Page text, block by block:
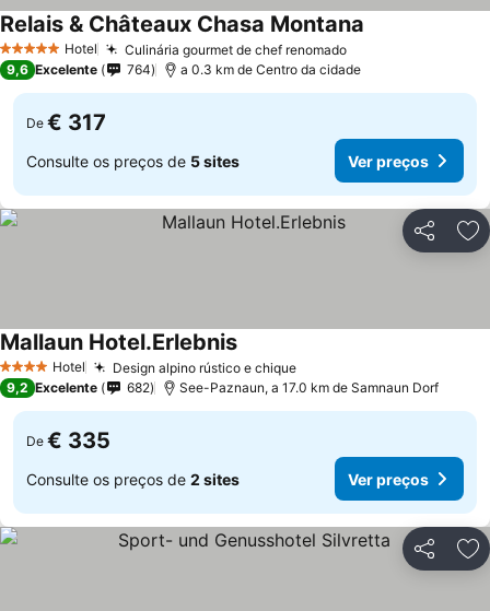
5 Estrelas Hotel Culinária gourmet de chef renomadoVer preços
Relais & Châteaux Chasa Montana
9,6 Excelente 764 a 0.3 km de Centro da cidade
De € 317
Consulte os preços de 5 sites Ver preços
Partilhar
4 EstrelasHotel Design alpino rústico e chiqueVer preços
Mallaun Hotel.ErlebnisVer preços
9,2 Excelente 682 See-Paznaun, a 17.0 km de Samnaun Dorf
De € 335
Consulte os preços de 2 sites Ver preços
Partilhar